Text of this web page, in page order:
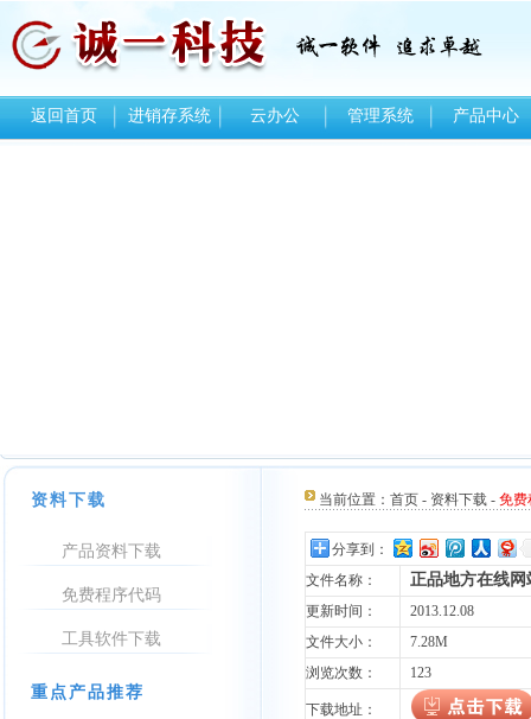
返回首页 进销存系统 云办公 管理系统 产品中心
资料下载
产品资料下载
免费程序代码
工具软件下载
重点产品推荐
当前位置： 首页 - 资料下载 - 免费
分享到：
文件名称：
正品地方在线
更新时间：
2013.12.08
文件大小：
7.28M
浏览次数：
123
下载地址：